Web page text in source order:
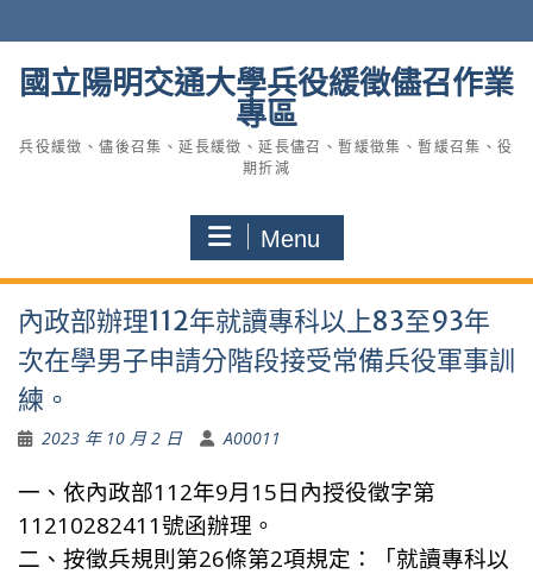
to
國立陽明交通大學兵役緩徵儘召作業
專區
兵役緩徵、儘後召集、延長緩徵、延長儘召、暫緩徵集、暫緩召集、役
期折減
Menu
內政部辦理112年就讀專科以上83至93年
次在學男子申請分階段接受常備兵役軍事訓
練。
2023 年 10 月 2 日 A00011
一、依內政部112年9月15日內授役徵字第
11210282411號函辦理。
二、按徵兵規則第26條第2項規定：「就讀專科以